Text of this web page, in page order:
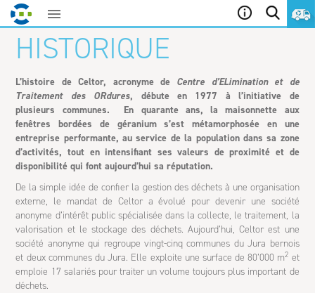
contenuHISTORIQUE
L’histoire de Celtor, acronyme de Centre d’ELimination et de
Traitement des ORdures, débute en 1977 à l’initiative de
plusieurs communes. En quarante ans, la maisonnette aux
fenêtres bordées de géranium s’est métamorphosée en une
entreprise performante, au service de la population dans sa zone
d’activités, tout en intensifiant ses valeurs de proximité et de
disponibilité qui font aujourd’hui sa réputation.
De la simple idée de confier la gestion des déchets à une organisation
externe, le mandat de Celtor a évolué pour devenir une société
anonyme d’intérêt public spécialisée dans la collecte, le traitement, la
valorisation et le stockage des déchets. Aujourd’hui, Celtor est une
société anonyme qui regroupe vingt-cinq communes du Jura bernois
et deux communes du Jura. Elle exploite une surface de 80’000 m2 et
emploie 17 salariés pour traiter un volume toujours plus important de
déchets.